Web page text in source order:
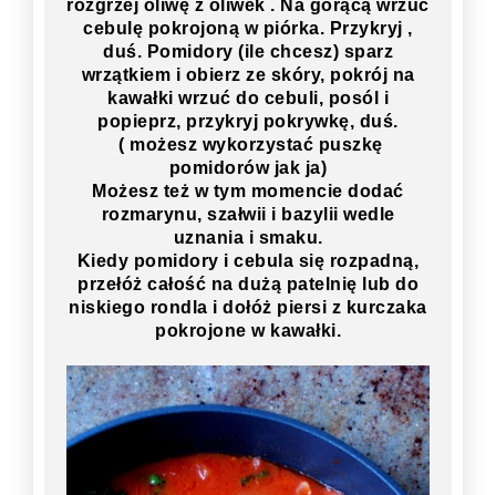
rozgrzej oliwę z oliwek . Na gorącą wrzuć
cebulę pokrojoną w piórka. Przykryj ,
duś. Pomidory (ile chcesz) sparz
wrzątkiem i obierz ze skóry, pokrój na
kawałki wrzuć do cebuli, posól i
popieprz, przykryj pokrywkę, duś.
( możesz wykorzystać puszkę
pomidorów jak ja)
Możesz też w tym momencie dodać
rozmarynu, szałwii i bazylii wedle
uznania i smaku.
Kiedy pomidory i cebula się rozpadną,
przełóż całość na dużą patelnię lub do
niskiego rondla i dołóż piersi z kurczaka
pokrojone w kawałki.